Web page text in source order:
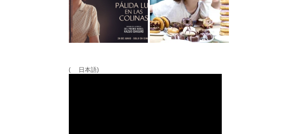
( 日本語)